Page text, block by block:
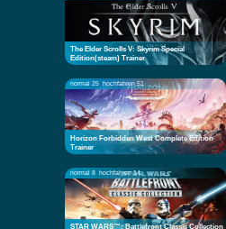
The Elder Scrolls V: Skyrim Special
Edition(steam) Trainer
normal 25 hochfahren 51
Horizon Forbidden West Complete Edition
Trainer
normal 8 hochfahren 14
STAR WARS™: Battlefront Classic Collection